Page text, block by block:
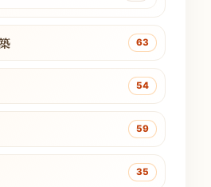
63
54
59
35